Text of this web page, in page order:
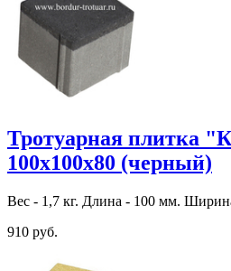
Тротуарная плитка
100х100х80 (черный)
Вес - 1,7 кг. Длина - 100 мм.
910 руб.